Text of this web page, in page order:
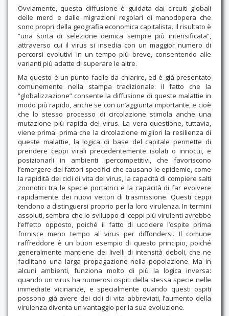
Ovviamente, questa diffusione è guidata dai circuiti globali
delle merci e dalle migrazioni regolari di manodopera che
sono propri della geografia economica capitalista. Il risultato è
“una sorta di selezione demica sempre più intensificata”,
attraverso cui il virus si insedia con un maggior numero di
percorsi evolutivi in un tempo più breve, consentendo alle
varianti più adatte di superare le altre.
Ma questo è un punto facile da chiarire, ed è già presentato
comunemente nella stampa tradizionale: il fatto che la
“globalizzazione” consente la diffusione di queste malattie in
modo più rapido, anche se con un’aggiunta importante, e cioè
che lo stesso processo di circolazione stimola anche una
mutazione più rapida del virus. La vera questione, tuttavia,
viene prima: prima che la circolazione migliori la resilienza di
queste malattie, la logica di base del capitale permette di
prendere ceppi virali precedentemente isolati o innocui, e
posizionarli in ambienti ipercompetitivi, che favoriscono
l’emergere dei fattori specifici che causano le epidemie, come
la rapidità dei cicli di vita dei virus, la capacità di compiere salti
zoonotici tra le specie portatrici e la capacità di far evolvere
rapidamente dei nuovi vettori di trasmissione. Questi ceppi
tendono a distinguersi proprio per la loro virulenza. In termini
assoluti, sembra che lo sviluppo di ceppi più virulenti avrebbe
l’effetto opposto, poiché il fatto di uccidere l’ospite prima
fornisce meno tempo al virus per diffondersi. Il comune
raffreddore è un buon esempio di questo principio, poiché
generalmente mantiene dei livelli di intensità deboli, che ne
facilitano una larga propagazione nella popolazione. Ma in
alcuni ambienti, funziona molto di più la logica inversa:
quando un virus ha numerosi ospiti della stessa specie nelle
immediate vicinanze, e specialmente quando questi ospiti
possono già avere dei cicli di vita abbreviati, l’aumento della
virulenza diventa un vantaggio per la sua evoluzione.